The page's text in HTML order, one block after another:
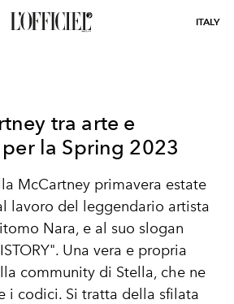
ITALY
tra arte e
la Spring 2023
McCartney primavera estate
lavoro del leggendario artista
Nara, e al suo slogan
Una vera e propria
community di Stella, che ne
i codici. Si tratta della sfilata